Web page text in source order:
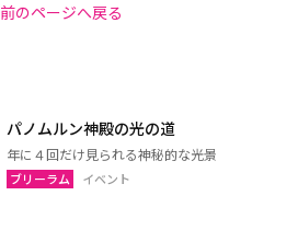
前のページへ戻る
パノムルン神殿の光の道
年に４回だけ見られる神秘的な光景
ブリーラム イベント